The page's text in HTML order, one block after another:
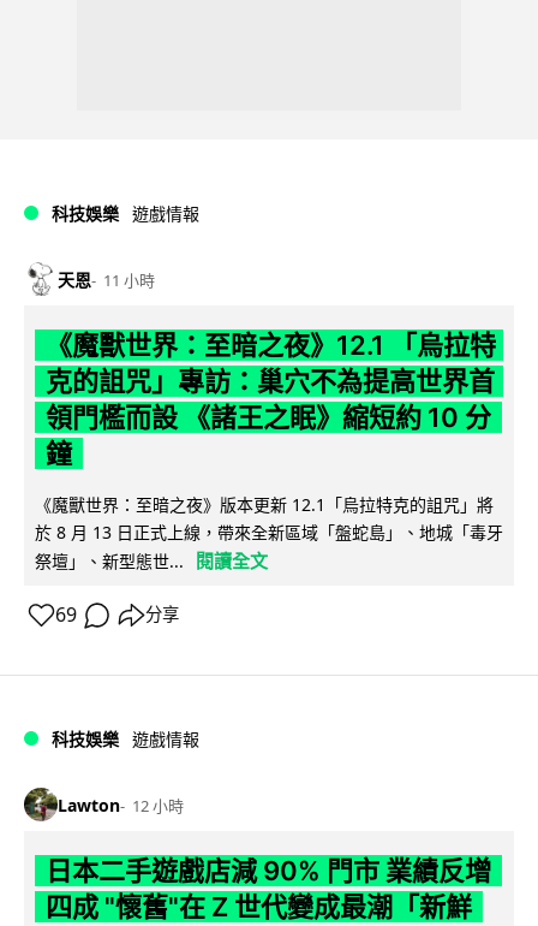
科技娛樂 遊戲情報
天恩 11 小時
《魔獸世界：至暗之夜》12.1 「烏拉特
克的詛咒」專訪：巢穴不為提高世界首
領門檻而設 《諸王之眠》縮短約 10 分
鐘
《魔獸世界：至暗之夜》版本更新 12.1「烏拉特克的詛咒」將
於 8 月 13 日正式上線，帶來全新區域「盤蛇島」、地城「毒牙
祭壇」、新型態世...
閱讀全文
69 分享
科技娛樂 遊戲情報
Lawton 12 小時
日本二手遊戲店減 90% 門市 業績反增
四成 "懷舊"在 Z 世代變成最潮「新鮮